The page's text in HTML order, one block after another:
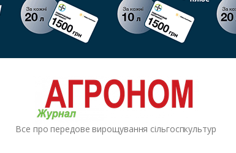
Все про передове вирощування сільгоспкультур